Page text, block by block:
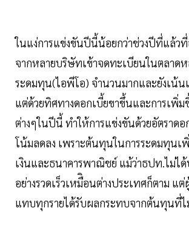
ในแง่การแข่งขันปีนี้น้อยกว่าช่วงปีที่แล้ว
จากหลายบริษัทเข้าจดทะเบียนในตลาด
ระดมทุน(ไอพีโอ) จำนวนมากและยังเน้น
แต่ด้วยทิศทางดอกเบี้ยขาขึ้นและการเพิ่
ต่างๆในปีนี้ ทำให้การแข่งขันด้วยอัตราดอ
โน้มลดลง เพราะต้นทุนในการระดมทุนเ
เงินและธนาคารพาณิชย์ แม้ว่าธปท.ไม่ไ
อย่างรวดเร็วเหมืิอนต่างประเทศก็ตาม แ
แทบทุกรายได้รับผลกระทบจากต้นทุนที่ไ